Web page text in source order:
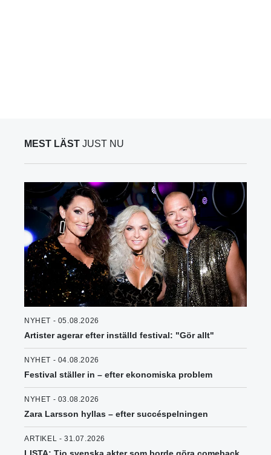
MEST LÄST JUST NU
NYHET - 05.08.2026
Artister agerar efter inställd festival: "Gör allt"
NYHET - 04.08.2026
Festival ställer in – efter ekonomiska problem
NYHET - 03.08.2026
Zara Larsson hyllas – efter succéspelningen
ARTIKEL - 31.07.2026